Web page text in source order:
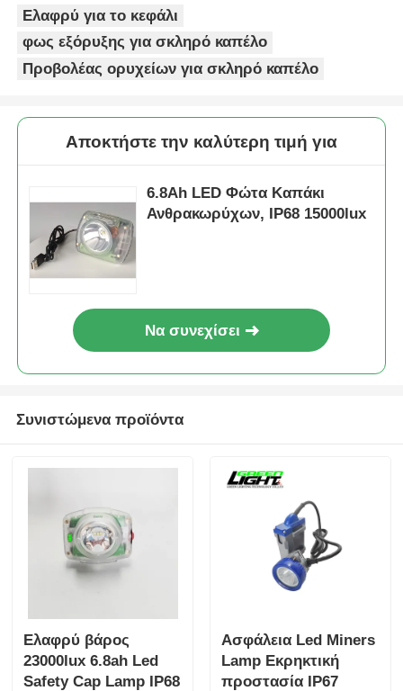
Ελαφρύ για το κεφάλι
φως εξόρυξης για σκληρό καπέλο
Προβολέας ορυχείων για σκληρό καπέλο
Αποκτήστε την καλύτερη τιμή για
6.8Ah LED Φώτα Καπάκι
Ανθρακωρύχων, IP68 15000lux
Να συνεχίσει
Συνιστώμενα προϊόντα
Ελαφρύ βάρος
23000lux 6.8ah Led
Safety Cap Lamp IP68
Ασφάλεια Led Miners
Lamp Εκρηκτική
προστασία IP67